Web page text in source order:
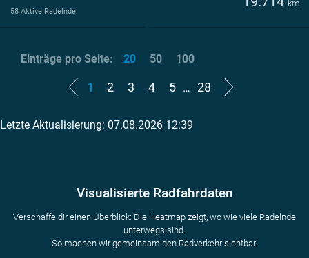
km
58 Aktive Radelnde
1 2 3 4 5 … 28
Letzte Aktualisierung: 07.08.2026 12:39
Einträge pro Seite: 20 50 100
Visualisierte Radfahrdaten
Verschaffe dir einen Überblick: Die Heatmap zeigt, wo wie viele Radelnde
unterwegs sind.
So machen wir gemeinsam den Radverkehr sichtbar.